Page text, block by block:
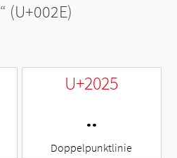
“ (U+002E)
U+2025
‥
Doppelpunktlinie